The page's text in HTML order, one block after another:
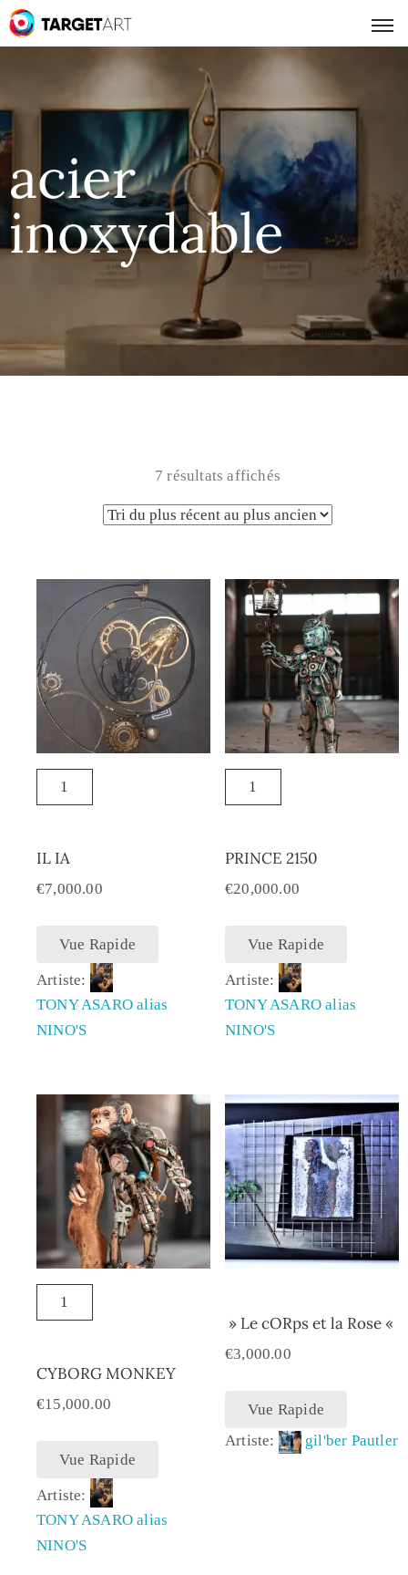
acier
inoxydable
7 résultats affichés
IL IA
€7,000.00
Vue Rapide
Artiste:
TONY ASARO alias
NINO'S
PRINCE 2150
€20,000.00
Vue Rapide
Artiste:
TONY ASARO alias
NINO'S
CYBORG MONKEY
€15,000.00
Vue Rapide
Artiste:
TONY ASARO alias
NINO'S
» Le cORps et la Rose «
€3,000.00
Vue Rapide
Artiste:
gil'ber Pautler